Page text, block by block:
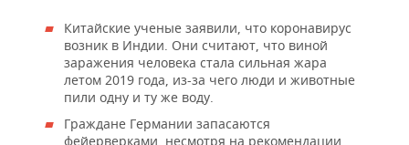
Китайские ученые заявили, что коронавирус
возник в Индии. Они считают, что виной
заражения человека стала сильная жара
летом 2019 года, из-за чего люди и животные
пили одну и ту же воду.
Граждане Германии запасаются
фейерверками, несмотря на рекомендации